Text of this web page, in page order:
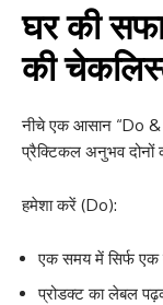
घर की
की
नीचे एक आसान “Do &
प्रैक्टिकल अनुभव दोनों
हमेशा करें (Do):
एक समय में सिर्फ एक
प्रोडक्ट का लेबल